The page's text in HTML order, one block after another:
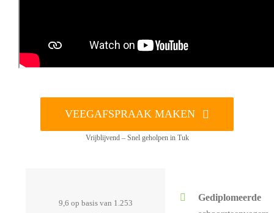
VEEGAFSPRAAK MAKEN
Vrijblijvend – Snel geholpen in Tuk
9,6 op basis van 1.253
Gediplomeerde